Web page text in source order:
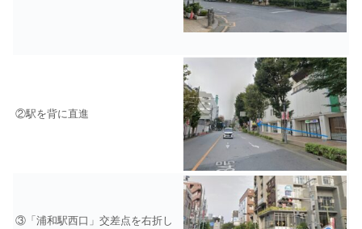
②駅を背に直進
③「浦和駅西口」交差点を右折し